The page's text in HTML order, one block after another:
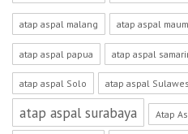
atap aspal malang atap aspal
atap aspal papua atap aspal
atap aspal Solo atap aspal
atap aspal surabaya Atap